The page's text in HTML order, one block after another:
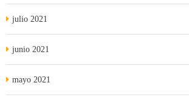
julio 2021
junio 2021
mayo 2021